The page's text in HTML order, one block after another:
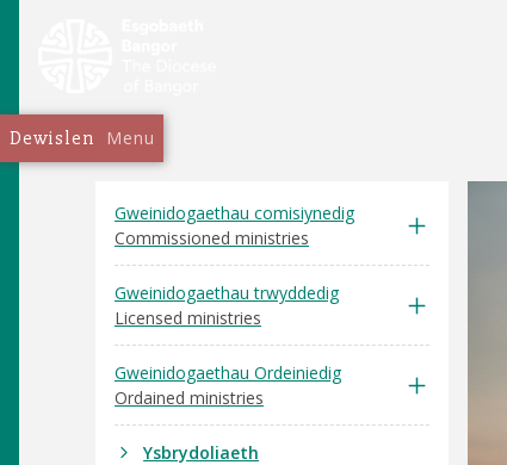
Dewislen Menu
Gweinidogaethau comisiynedig
Commissioned ministries
Gweinidogaethau trwyddedig
Licensed ministries
Gweinidogaethau Ordeiniedig
Ordained ministries
Ysbrydoliaeth